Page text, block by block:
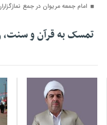
امام جمعه مریوان در جمع
تمسک به قرآن و سنت،